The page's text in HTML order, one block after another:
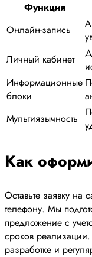
Функция
Онлайн-запись
Личный кабинет
Информационные
блоки
Мультиязычность
Как
Оставьте заявку на
телефону. Мы
предложение с
сроков
разработке и